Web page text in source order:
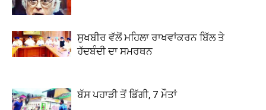
ਸੁਖਬੀਰ ਵੱਲੋਂ ਮਹਿਲਾ ਰਾਖਵਾਂਕਰਨ ਬਿੱਲ ਤੇ
ਹੱਦਬੰਦੀ ਦਾ ਸਮਰਥਨ
ਬੱਸ ਪਹਾੜੀ ਤੋਂ ਡਿੱਗੀ, 7 ਮੌਤਾਂ